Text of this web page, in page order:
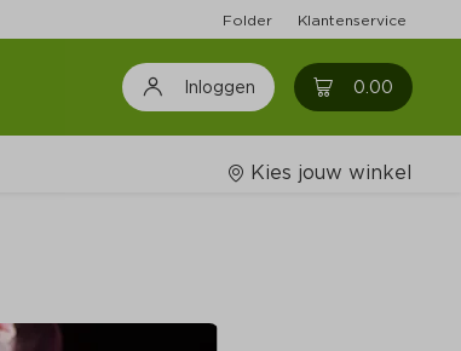
Folder Klantenservice
Inloggen 0.00 0
Kies jouw winkel